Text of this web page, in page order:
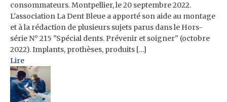
consommateurs. Montpellier, le 20 septembre 2022.
L'association La Dent Bleue a apporté son aide au montage
et à la rédaction de plusieurs sujets parus dans le Hors-
série N° 215 "Spécial dents. Prévenir et soigner" (octobre
2022). Implants, prothèses, produits […]
Lire